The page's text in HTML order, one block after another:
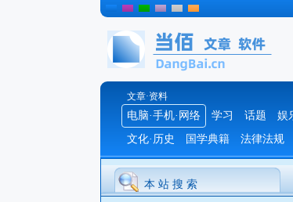
文章·资料
电脑·手机·网络 学习 话题 娱
文化·历史
国学典籍 法律法规
本 站 搜 索